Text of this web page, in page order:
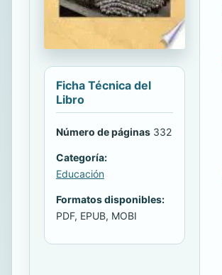
Ficha Técnica del
Libro
Número de páginas 332
Categoría:
Educación
Formatos disponibles:
PDF, EPUB, MOBI